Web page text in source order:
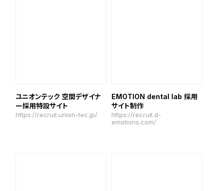
ユニオンテック 空間デザイナ
ー採用特設サイト
https://recruit.union-tec.jp/
EMOTION dental lab 採用
サイト制作
https://recruit.d-
emotions.com/